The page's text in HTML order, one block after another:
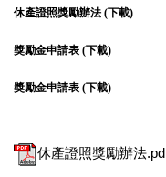
休產證照獎勵辦法 (下載)
獎勵金申請表 (下載)
獎勵金申請表 (下載)
休產證照獎勵辦法